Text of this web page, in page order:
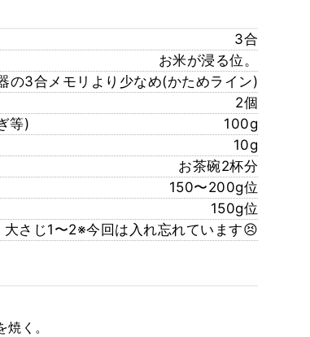
3合
お米が浸る位。
の3合メモリより少なめ(かためライン)
2個
等)
100g
10g
お茶碗2杯分
150〜200g位
150g位
大さじ1〜2※今回は入れ忘れています😣
く。